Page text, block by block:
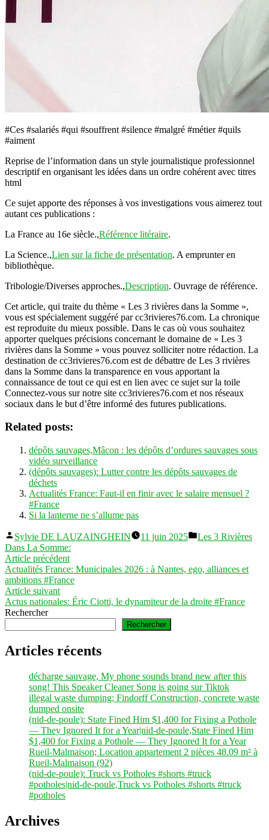
#Ces #salariés #qui #souffrent #silence #malgré #métier #quils
#aiment
Reprise de l’information dans un style journalistique professionnel
descriptif en organisant les idées dans un ordre cohérent avec titres
html
Ce sujet apporte des réponses à vos investigations vous aimerez tout
autant ces publications :
La France au 16e siècle.,Référence litéraire.
La Science.,Lien sur la fiche de présentation. A emprunter en
bibliothèque.
Tribologie/Diverses approches.,Description. Ouvrage de référence.
Cet article, qui traite du thème « Les 3 rivières dans la Somme »,
vous est spécialement suggéré par cc3rivieres76.com. La chronique
est reproduite du mieux possible. Dans le cas où vous souhaitez
apporter quelques précisions concernant le domaine de « Les 3
rivières dans la Somme » vous pouvez solliciter notre rédaction. La
destination de cc3rivieres76.com est de débattre de Les 3 rivières
dans la Somme dans la transparence en vous apportant la
connaissance de tout ce qui est en lien avec ce sujet sur la toile
Connectez-vous sur notre site cc3rivieres76.com et nos réseaux
sociaux dans le but d’être informé des futures publications.
Related posts:
dépôts sauvages,Mâcon : les dépôts d’ordures sauvages sous
vidéo surveillance
(dépôts sauvages): Lutter contre les dépôts sauvages de
déchets
Actualités France: Faut-il en finir avec le salaire mensuel ?
#France
Si la lanterne ne s’allume pas
Publié
par
Sylvie DE LAUZAINGHEIN 11 juin 2025
Publié
Les 3 Rivières
Dans La Somme:
Navigation
de
l’article
Article précédentArticle
précédent :
Actualités France: Municipales 2026 : à Nantes, ego, alliances et
ambitions #France
Article suivantArticle
suivant :
Actus nationales: Éric Ciotti, le dynamiteur de la droite #France
Rechercher
Rechercher
Articles récents
décharge sauvage, My phone sounds brand new after this
song! This Speaker Cleaner Song is going sur Tiktok
illegal waste dumping; Findorff Construction, concrete waste
dumped onsite
(nid-de-poule): State Fined Him $1,400 for Fixing a Pothole
— They Ignored It for a Year|nid-de-poule,State Fined Him
$1,400 for Fixing a Pothole — They Ignored It for a Year
Rueil-Malmaison; Location appartement 2 pièces 48.09 m² à
Rueil-Malmaison (92)
(nid-de-poule): Truck vs Potholes #shorts #truck
#potholes|nid-de-poule,Truck vs Potholes #shorts #truck
#potholes
Archives